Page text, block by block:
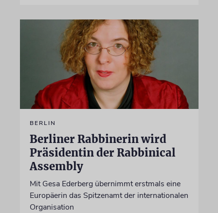
BERLIN
Berliner Rabbinerin wird
Präsidentin der Rabbinical
Assembly
Mit Gesa Ederberg übernimmt erstmals eine
Europäerin das Spitzenamt der internationalen
Organisation